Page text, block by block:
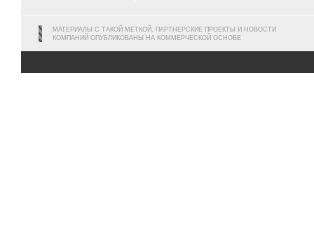
МАТЕРИАЛЫ С ТАКОЙ МЕТКОЙ, ПАРТНЕРСКИЕ ПРОЕКТЫ И НОВОСТИ
КОМПАНИЙ ОПУБЛИКОВАНЫ НА КОММЕРЧЕСКОЙ ОСНОВЕ